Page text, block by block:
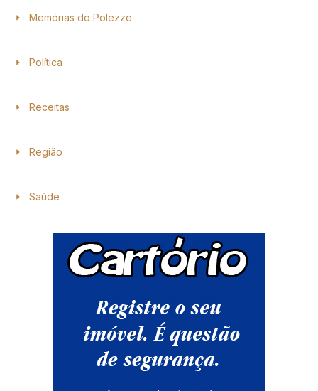
Memórias do Polezze
Política
Receitas
Região
Saúde